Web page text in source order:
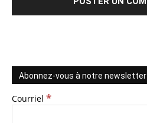
Abonnez-vous à notre newsletter
Courriel *